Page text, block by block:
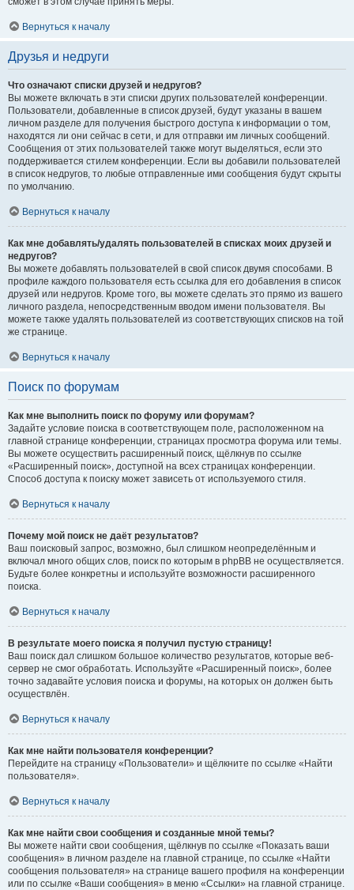
Вернуться к началу
Друзья и недруги
Что означают списки друзей и недругов?
Вы можете включать в эти списки других пользователей конференции.
Пользователи, добавленные в список друзей, будут указаны в вашем
личном разделе для получения быстрого доступа к информации о том,
находятся ли они сейчас в сети, и для отправки им личных сообщений.
Сообщения от этих пользователей также могут выделяться, если это
поддерживается стилем конференции. Если вы добавили пользователей
в список недругов, то любые отправленные ими сообщения будут скрыты
по умолчанию.
Вернуться к началу
Как мне добавлять/удалять пользователей в списках моих друзей и
недругов?
Вы можете добавлять пользователей в свой список двумя способами. В
профиле каждого пользователя есть ссылка для его добавления в список
друзей или недругов. Кроме того, вы можете сделать это прямо из вашего
личного раздела, непосредственным вводом имени пользователя. Вы
можете также удалять пользователей из соответствующих списков на той
же странице.
Вернуться к началу
Поиск по форумам
Как мне выполнить поиск по форуму или форумам?
Задайте условие поиска в соответствующем поле, расположенном на
главной странице конференции, страницах просмотра форума или темы.
Вы можете осуществить расширенный поиск, щёлкнув по ссылке
«Расширенный поиск», доступной на всех страницах конференции.
Способ доступа к поиску может зависеть от используемого стиля.
Вернуться к началу
Почему мой поиск не даёт результатов?
Ваш поисковый запрос, возможно, был слишком неопределённым и
включал много общих слов, поиск по которым в phpBB не осуществляется.
Будьте более конкретны и используйте возможности расширенного
поиска.
Вернуться к началу
В результате моего поиска я получил пустую страницу!
Ваш поиск дал слишком большое количество результатов, которые веб-
сервер не смог обработать. Используйте «Расширенный поиск», более
точно задавайте условия поиска и форумы, на которых он должен быть
осуществлён.
Вернуться к началу
Как мне найти пользователя конференции?
Перейдите на страницу «Пользователи» и щёлкните по ссылке «Найти
пользователя».
Вернуться к началу
Как мне найти свои сообщения и созданные мной темы?
Вы можете найти свои сообщения, щёлкнув по ссылке «Показать ваши
сообщения» в личном разделе на главной странице, по ссылке «Найти
сообщения пользователя» на странице вашего профиля на конференции
или по ссылке «Ваши сообщения» в меню «Ссылки» на главной странице.